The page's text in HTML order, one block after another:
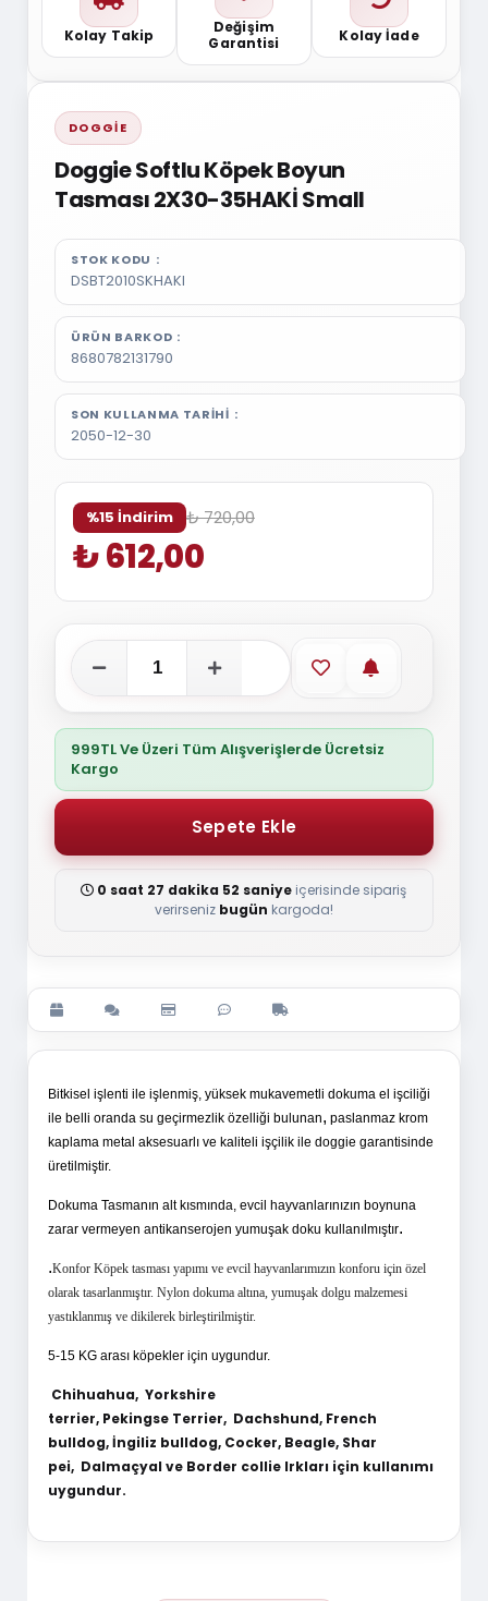
Kolay Takip
Değişim
Garantisi
Kolay İade
DOGGIE
Doggie Softlu Köpek Boyun
Tasması 2X30-35HAKİ Small
STOK KODU
DSBT2010SKHAKI
ÜRÜN BARKOD
8680782131790
SON KULLANMA TARIHI
2050-12-30
%15 İndirim ₺ 720,00
₺ 612,00
Favorilere ekle
Stoğa
999TL Ve Üzeri Tüm Alışverişlerde Ücretsiz
Kargo
0 saat 27 dakika 51 saniye içerisinde sipariş
verirseniz bugün kargoda!
Bitkisel işlenti ile işlenmiş, yüksek mukavemetli dokuma el işciliği
ile belli oranda su geçirmezlik özelliği bulunan, paslanmaz krom
kaplama metal aksesuarlı ve kaliteli işçilik ile doggie garantisinde
üretilmiştir.
Dokuma Tasmanın alt kısmında, evcil hayvanlarınızın boynuna
zarar vermeyen antikanserojen yumuşak doku kullanılmıştır.
.Konfor Köpek tasmasıyapımı ve evcil hayvanlarımızın konforu için özel
olarak tasarlanmıştır. Nylon dokuma altına, yumuşak dolgu malzemesi
yastıklanmış ve dikilerek birleştirilmiştir.
5-15 KG arası köpekler için uygundur.
Chihuahua, Yorkshire
terrier, PekingseTerrier, Dachshund, French
bulldog,İngiliz bulldog, Cocker, Beagle,Shar
pei, Dalmaçyal ve Border collie Irkları için kullanımı
uygundur.